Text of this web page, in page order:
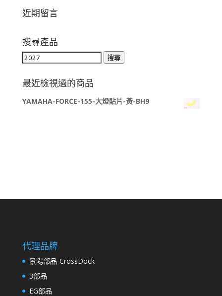
近期留言
搜尋產品
搜
關
字:
搜尋
最近檢視過的商品
YAMAHA-FORCE-155-大燈貼片-黃-BH9
代理品牌
景陽部品-CrossDock
3部品
EG部品